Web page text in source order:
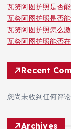
瓦努阿图护照是否
瓦努阿图护照是否
瓦努阿图护照怎么
瓦努阿图护照能否
Recent
您尚未收到任何评论
Archives